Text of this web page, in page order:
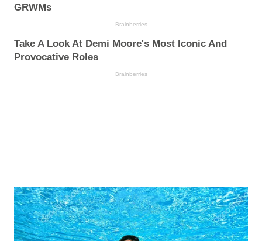
GRWMs
Brainberries
Take A Look At Demi Moore's Most Iconic And
Provocative Roles
Brainberries